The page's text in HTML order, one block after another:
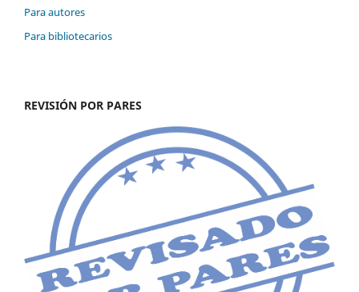
Para autores
Para bibliotecarios
REVISIÓN POR PARES